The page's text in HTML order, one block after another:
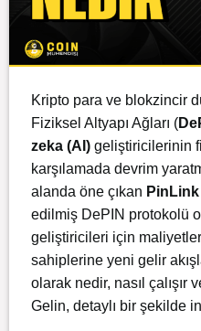
Kripto para ve blokzincir
Fiziksel Altyapı Ağları (
zeka (AI) geliştiricilerinin
karşılamada devrim
alanda öne çıkan PinLink
edilmiş DePIN protokolü
geliştiricileri için
sahiplerine yeni gelir
olarak nedir, nasıl çalışır
Gelin, detaylı bir şekilde